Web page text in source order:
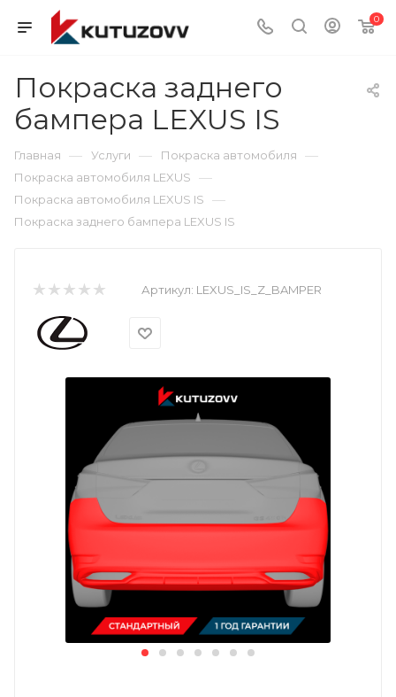
0
Покраска заднего
бампера LEXUS IS
Главная — Услуги — Покраска автомобиля —
Покраска автомобиля LEXUS —
Покраска автомобиля LEXUS IS —
Покраска заднего бампера LEXUS IS
Артикул: LEXUS_IS_Z_BAMPER